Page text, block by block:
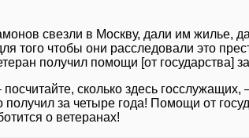
свезли в Москву, дали им жилье,
того чтобы они расследовали это
получил помощи [от государства]
сколько здесь госслужащих,
за четыре года! Помощи от
о ветеранах!